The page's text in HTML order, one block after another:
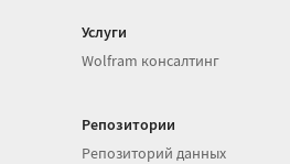
Услуги
Wolfram консалтинг
Репозитории
Репозиторий данных